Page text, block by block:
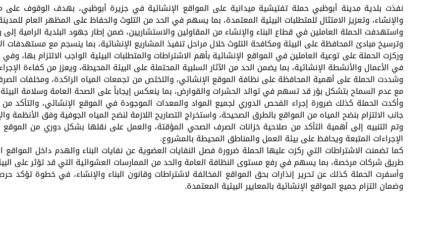
نفذت بلدية مدينة أبوظبي حملة تفتيشية ميدانية على المواقع الإنشائية في جزيرة أبوظبي، بهدف الوقوف على
والإنشاء، وتعزيز الامتثال للمتطلبات البيئية المعتمدة، بما يسهم في الحد من التلوث والحفاظ على المظهر العام
واستهدفت الحملة العاملين في قطاع البناء والإنشاء من المقاولين والاستشاريين، ضمن إطار جهود البلدية الرامية
وترسيخ مبادئ المحافظة على البيئة ومكافحة التلوث خلال مراحل تنفيذ المشاريع الإنشائية، بما ينسجم مع
وركزت الحملة على توعية العاملين في المواقع الإنشائية بأهم الاشتراطات والمتطلبات البيئية الواجب الالتزام بها،
في الأعمال والأنشطة الإنشائية، بما يضمن الحد من الآثار السلبية المحتملة على البيئة المحيطة، ويعزز من كفاءة
وشددت الحملة على أهمية المحافظة على نظافة الموقع الإنشائي، والتخلص من تجمعات المياه الراكدة، ومخلفات
مع عدم السماح بتشكل بؤر قد تسهم في توالد الحشرات والقوارض، بما ينعكس إيجاباً على الصحة العامة وسلامة
وأكدت الحملة كذلك ضرورة إجراء الفحص الدوري لجميع المواد والمعدات الموجودة في الموقع الإنشائي، والتأكد
جانب الالتزام بنضح المياه من المواقع بالطرق الصحيحة، واستخراج التصاريح اللازمة لنضح المياه الجوفية وفق الأنظمة
وتم التنبيه إلى أهمية التأكد من صلاحية خزانات الصرف الصحي المؤقتة، والعمل على نقلها بشكل دوري من
الإجراءات المتبعة ويحافظ على بيئة العمل والمناطق المحيطة بالمشروع.
كما تضمنت الاشتراطات التي ركزت عليها الحملة ضرورة فصل النفايات العضوية عن نفايات البناء والهدم داخل
طريق شركات مرخصة، بما يسهم في رفع مستوى النظافة العامة والحد من الممارسات العشوائية التي قد تؤثر على
وأسفرت الحملة كذلك عن تحرير إنذارات بحق المواقع المخالفة لاشتراطات وقانون البناء والإنشاء، في خطوة تؤكد
وضمان التزام جميع المواقع الإنشائية بالمعايير البيئية المعتمدة.